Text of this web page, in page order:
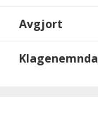
Avgjort
Klagenemnda